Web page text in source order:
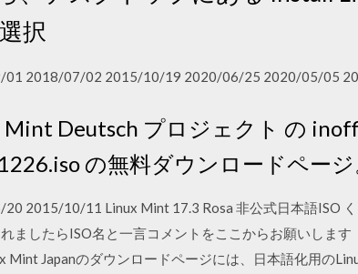
択
01 2018/07/02 2015/10/19 2020/06/25 2020/05/05
Mint Deutsch プロジェクト の
の無料ダウンロードペー
2015/10/11 Linux Mint 17.3 Rosa 非公式日本語ISO
ましたらISO名と一言コメントをここからお願いしま
Mint Japanのダウンロードページには、日本語化用の